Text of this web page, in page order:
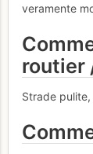
veramente
routier
Strade